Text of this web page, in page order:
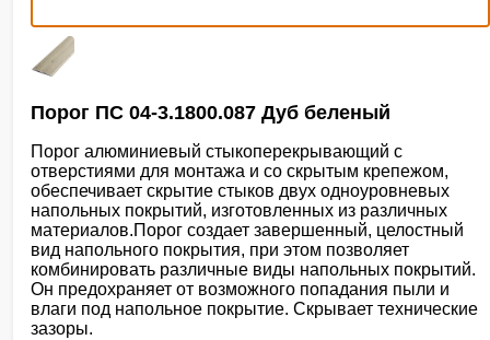
Порог ПС 04-3.1800.087 Дуб беленый
Порог алюминиевый стыкоперекрывающий с
отверстиями для монтажа и со скрытым крепежом,
обеспечивает скрытие стыков двух одноуровневых
напольных покрытий, изготовленных из различных
материалов.Порог создает завершенный, целостный
вид напольного покрытия, при этом позволяет
комбинировать различные виды напольных покрытий.
Он предохраняет от возможного попадания пыли и
влаги под напольное покрытие. Скрывает технические
зазоры.